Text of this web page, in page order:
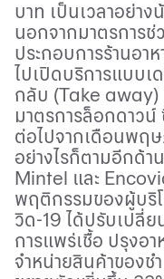
บาท เป็นเวลาอย่าง
นอกจากมาตรการช่
ประกอบการร้านอา
ไปเปิดบริการแบบเ
กลับ (Take away)
มาตรการล็อกดาวน์
ต่อไปจากเดือนพฤ
อย่างไรก็ตามอีกด้
Mintel และ
พฤติกรรมของผู้บริ
วิด-19 ได้ปรับเปลี่ย
การแพร่เชื้อ ปรุงอา
จำหน่ายสินค้าของช